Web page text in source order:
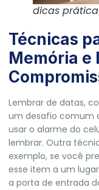
dicas
Técnicas
Memória e
Lembrar de datas,
um desafio comum
usar o alarme do
lembrar. Outra
exemplo, se você
esse item a um
a porta de entrada